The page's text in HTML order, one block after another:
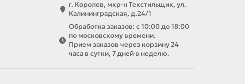
г. Королев, мкр-н Текстильщик, ул.
Калининградская, д.24/1
Обработка заказов: с 10:00 до 18:00
по московскому времени.
Прием заказов через корзину 24
часа в сутки, 7 дней в неделю.